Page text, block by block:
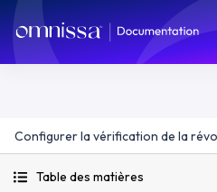
Configurer la vérification de la
Table des matières